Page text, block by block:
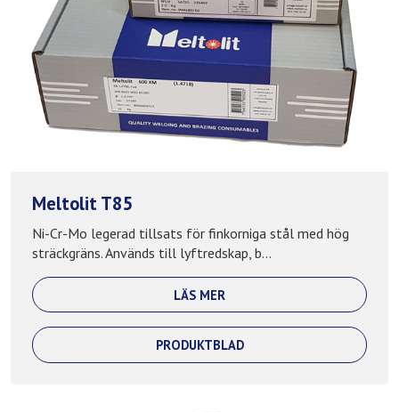
Meltolit T85
Ni-Cr-Mo legerad tillsats för finkorniga stål med hög
sträckgräns. Används till lyftredskap, b...
LÄS MER
PRODUKTBLAD